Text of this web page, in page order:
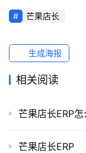
芒果店长
生成海报
相关阅读
芒果店长ERP
芒果店长ERP